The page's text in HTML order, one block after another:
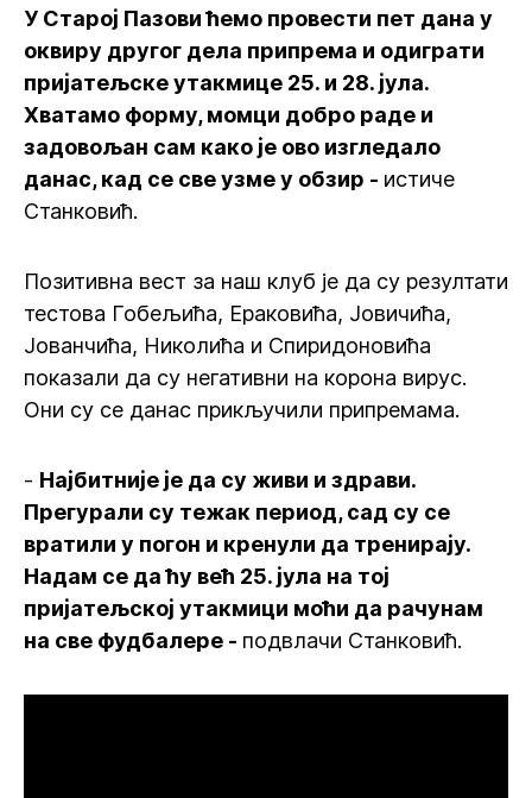
У Старој Пазови ћемо провести пет дана у
оквиру другог дела припрема и одиграти
пријатељске утакмице 25. и 28. јула.
Хватамо форму, момци добро раде и
задовољан сам како је ово изгледало
данас, кад се све узме у обзир - истиче
Станковић.
Позитивна вест за наш клуб је да су резултати
тестова Гобељића, Ераковића, Јовичића,
Јованчића, Николића и Спиридоновића
показали да су негативни на корона вирус.
Они су се данас прикључили припремама.
- Најбитније је да су живи и здрави.
Прегурали су тежак период, сад су се
вратили у погон и кренули да тренирају.
Надам се да ћу већ 25. јула на тој
пријатељској утакмици моћи да рачунам
на све фудбалере - подвлачи Станковић.